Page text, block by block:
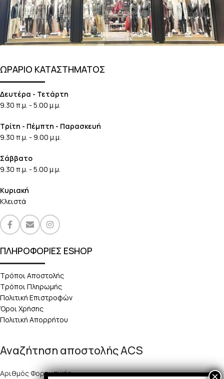
ΩΡΑΡΙΟ ΚΑΤΑΣΤΗΜΑΤΟΣ
Δευτέρα - Τετάρτη
9.30 π.μ. - 5.00 μ.μ.
Τρίτη - Πέμπτη - Παρασκευή
9.30 π.μ. - 9.00 μ.μ.
Σάββατο
9.30 π.μ. - 5.00 μ.μ.
Κυριακή
Κλειστά
ΠΛΗΡΟΦΟΡΙΕΣ ESHOP
Τρόποι Αποστολής
Τρόποι Πληρωμής
Πολιτική Επιστροφών
Όροι Χρήσης
Πολιτική Απορρήτου
Αναζήτηση αποστολής ACS
Αριθμός Φορτωτικής: